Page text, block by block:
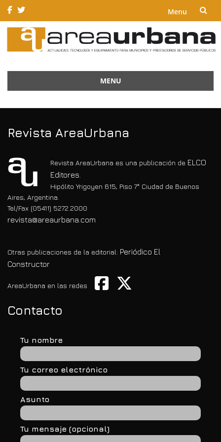
Menu
Skip
to
MENU
to
Revista AreaUrbana
Revista AreaUrbana es una publicación de ELCO
Editores.
Hipólito Yrigoyen 615, Piso 7° Ciudad de Buenos
Aires, Argentina.
Tel/Fax (05411) 5272.2000
revista@areaurbana.com
Otras publicaciones de la editorial: Periódico El
Constructor
AreaUrbana en las redes
Contacto
Tu nombre
Tu correo electrónico
Asunto
Tu mensaje (opcional)